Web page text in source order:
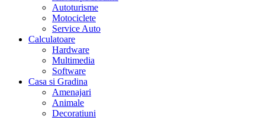
Autoturisme
Motociclete
Service Auto
Calculatoare
Hardware
Multimedia
Software
Casa si Gradina
Amenajari
Animale
Decoratiuni